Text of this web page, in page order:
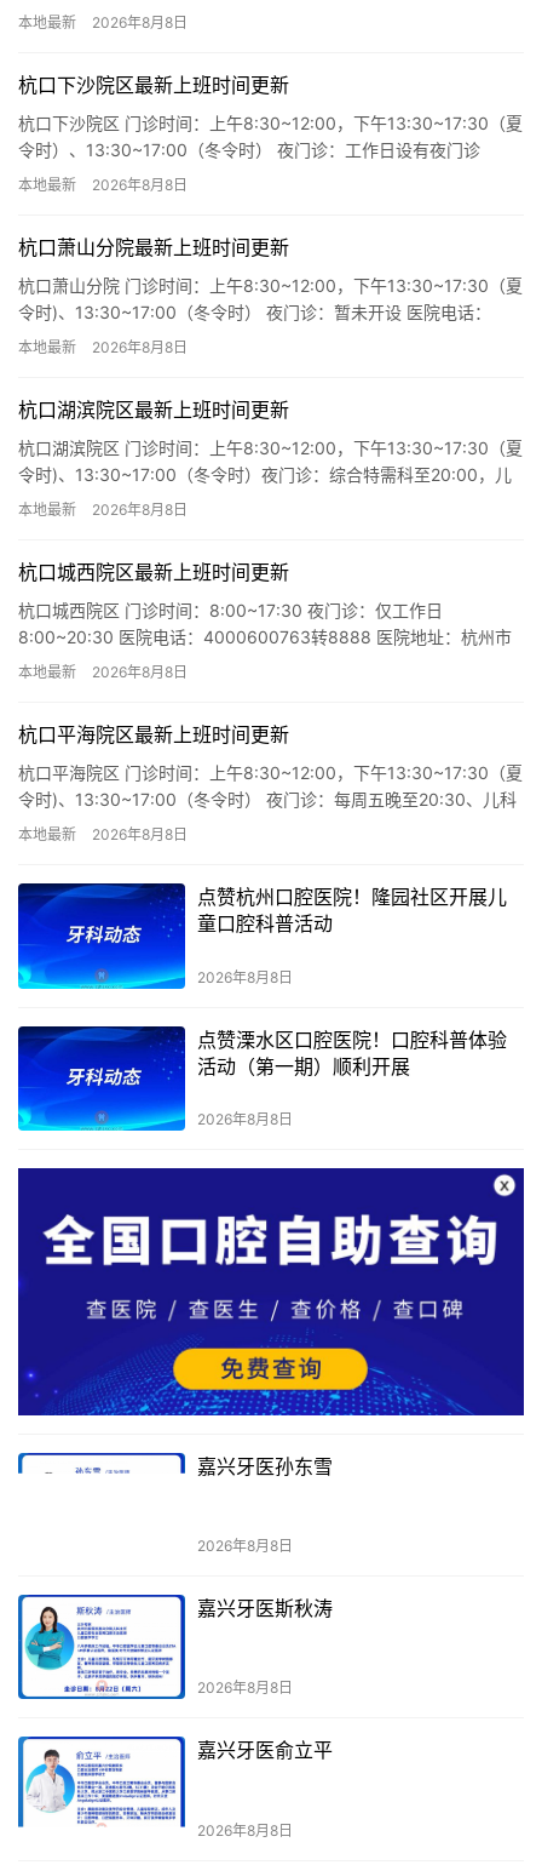
4000600763转8026…
本地最新 2026年8月8日
杭口下沙院区最新上班时间更新
杭口下沙院区 门诊时间：上午8:30~12:00，下午13:30~17:30（夏
令时）、13:30~17:00（冬令时） 夜门诊：工作日设有夜门诊
12:00-20:00（节假日及双…
本地最新 2026年8月8日
杭口萧山分院最新上班时间更新
杭口萧山分院 门诊时间：上午8:30~12:00，下午13:30~17:30（夏
令时)、13:30~17:00（冬令时） 夜门诊：暂未开设 医院电话：
4000600763转8800…
本地最新 2026年8月8日
杭口湖滨院区最新上班时间更新
杭口湖滨院区 门诊时间：上午8:30~12:00，下午13:30~17:30（夏
令时)、13:30~17:00（冬令时）夜门诊：综合特需科至20:00，儿
科设有午间门诊，夜门诊至2…
本地最新 2026年8月8日
杭口城西院区最新上班时间更新
杭口城西院区 门诊时间：8:00~17:30 夜门诊：仅工作日
8:00~20:30 医院电话：4000600763转8888 医院地址：杭州市
西湖区天目山路306号（地铁3号线古荡…
本地最新 2026年8月8日
杭口平海院区最新上班时间更新
杭口平海院区 门诊时间：上午8:30~12:00，下午13:30~17:30（夏
令时)、13:30~17:00（冬令时） 夜门诊：每周五晚至20:30、儿科
夜门诊至20:00（寒暑…
本地最新 2026年8月8日
点赞杭州口腔医院！隆园社区开展儿
童口腔科普活动
2026年8月8日
点赞溧水区口腔医院！口腔科普体验
活动（第一期）顺利开展
2026年8月8日
嘉兴牙医孙东雪
2026年8月8日
嘉兴牙医斯秋涛
2026年8月8日
嘉兴牙医俞立平
2026年8月8日